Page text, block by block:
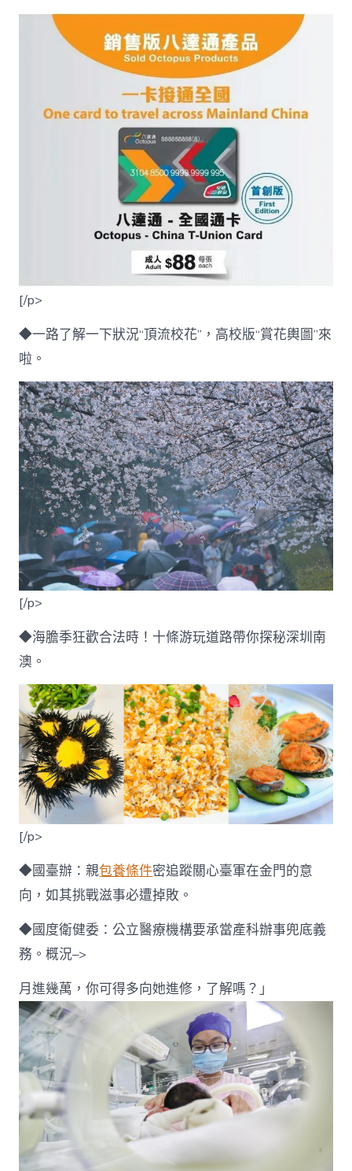
[/p>
◆一路了解一下狀況“頂流校花”，高校版“賞花輿圖”來
啦。
[/p>
◆海膽季狂歡合法時！十條游玩道路帶你探秘深圳南
澳。
[/p>
◆國臺辦：親包養條件密追蹤關心臺軍在金門的意
向，如其挑戰滋事必遭掉敗。
◆國度衛健委：公立醫療機構要承當產科辦事兜底義
務。概況–>
月進幾萬，你可得多向她進修，了解嗎？」